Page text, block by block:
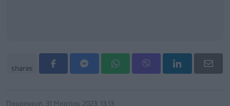
shares
Παρασκευή, 31 Μαρτίου 2023, 13:13